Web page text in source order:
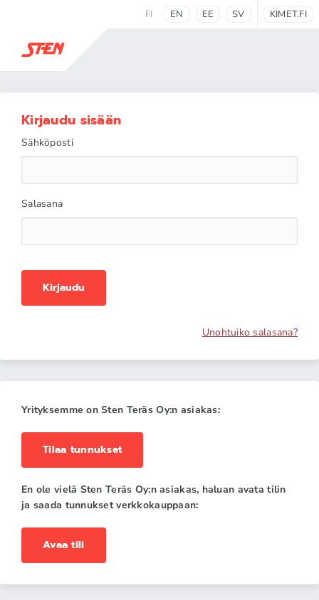
FI EN EE SV KIMET.FI
Kirjaudu sisään
Sähköposti
Salasana
Kirjaudu
Unohtuiko salasana?
Yrityksemme on Sten Teräs Oy:n asiakas:
Tilaa tunnukset
En ole vielä Sten Teräs Oy:n asiakas, haluan avata tilin
ja saada tunnukset verkkokauppaan:
Avaa tili